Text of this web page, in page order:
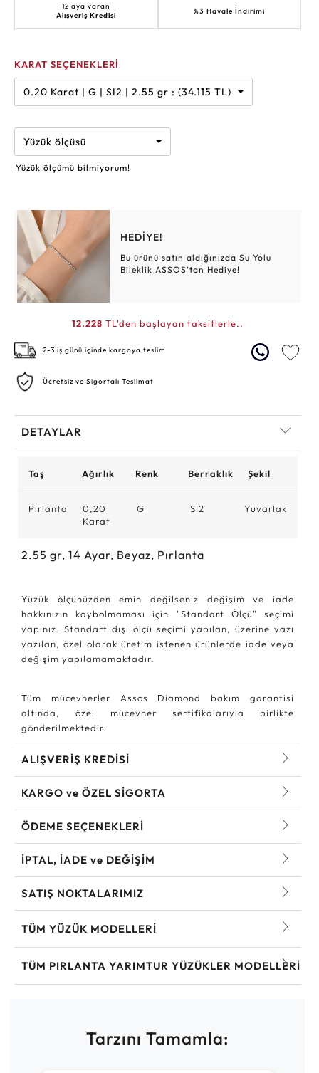
12 aya varan
Alışveriş Kredisi
%3 Havale İndirimi
KARAT SEÇENEKLERİ
0.20 Karat | G | SI2 | 2.55 gr : (34.115 TL)
Yüzük ölçüsü
Yüzük ölçümü bilmiyorum!
HEDİYE!
Bu ürünü satın aldığınızda Su Yolu
Bileklik ASSOS’tan Hediye!
12.228 TL'den başlayan taksitlerle..
2-3 iş günü içinde kargoya teslim
Ücretsiz ve Sigortalı Teslimat
DETAYLAR
Taş Ağırlık Renk Berraklık Şekil
Pırlanta
0,20
Karat
G SI2 Yuvarlak
2.55 gr, 14 Ayar, Beyaz, Pırlanta
Yüzük ölçünüzden emin değilseniz değişim ve iade
hakkınızın kaybolmaması için "Standart Ölçü" seçimi
yapınız. Standart dışı ölçü seçimi yapılan, üzerine yazı
yazılan, özel olarak üretim istenen ürünlerde iade veya
değişim yapılamamaktadır.
Tüm mücevherler Assos Diamond bakım garantisi
altında, özel mücevher sertifikalarıyla birlikte
gönderilmektedir.
ALIŞVERİŞ KREDİSİ
KARGO ve ÖZEL SİGORTA
ÖDEME SEÇENEKLERİ
İPTAL, İADE ve DEĞİŞİM
SATIŞ NOKTALARIMIZ
TÜM YÜZÜK MODELLERI
TÜM PIRLANTA YARIMTUR YÜZÜKLER MODELLERI
Tarzını Tamamla: